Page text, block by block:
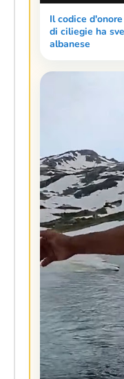
Il codice
di ciliegie ha
albanese